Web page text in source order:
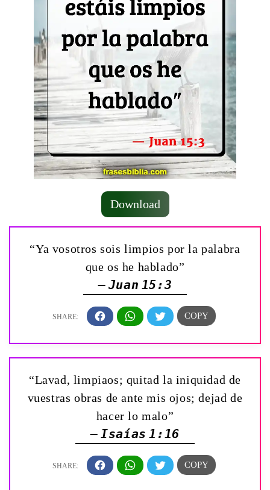
Download
“Ya vosotros sois limpios por la palabra
que os he hablado”
— Juan 15:3
“Lavad, limpiaos; quitad la iniquidad de
vuestras obras de ante mis ojos; dejad de
hacer lo malo”
— Isaías 1:16